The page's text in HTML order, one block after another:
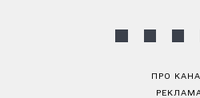
ПРО
РЕКЛАМА